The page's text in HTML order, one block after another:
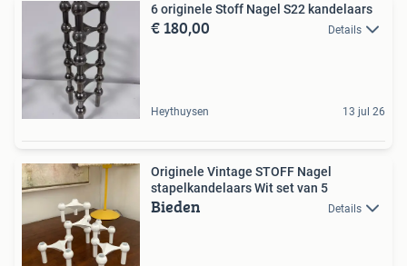
6 originele Stoff Nagel S22 kandelaars
€ 180,00 Details
Heythuysen 13 jul 26
Originele Vintage STOFF Nagel
stapelkandelaars Wit set van 5
Bieden Details